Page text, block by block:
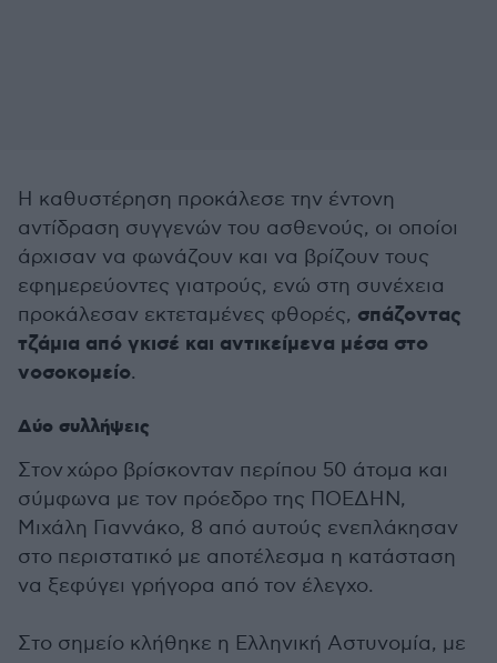
Η καθυστέρηση προκάλεσε την έντονη
αντίδραση συγγενών του ασθενούς, οι οποίοι
άρχισαν να φωνάζουν και να βρίζουν τους
εφημερεύοντες γιατρούς, ενώ στη συνέχεια
προκάλεσαν εκτεταμένες φθορές, σπάζοντας
τζάμια από γκισέ και αντικείμενα μέσα στο
νοσοκομείο.
Δύο συλλήψεις
Στον χώρο βρίσκονταν περίπου 50 άτομα και
σύμφωνα με τον πρόεδρο της ΠΟΕΔΗΝ,
Μιχάλη Γιαννάκο, 8 από αυτούς ενεπλάκησαν
στο περιστατικό με αποτέλεσμα η κατάσταση
να ξεφύγει γρήγορα από τον έλεγχο.
Στο σημείο κλήθηκε η Ελληνική Αστυνομία, με